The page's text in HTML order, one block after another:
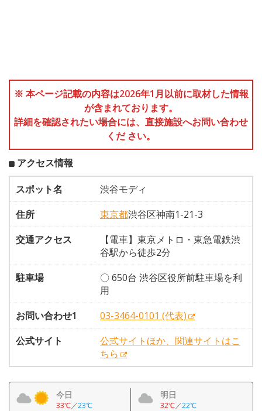
※ 本ページ記載の内容は2026年1月以前に取材した情報
が含まれております。
詳細を確認されたい場合には、直接施設へお問い合わせ
くだ さい。
アクセス情報
スポット名
渋谷モディ
住所
東京都渋谷区神南1-21-3
交通アクセス
【電車】東京メトロ・東急電鉄渋
谷駅から徒歩2分
駐車場
〇 650台 渋谷区役所前駐車場を利
用
お問い合わせ1
03-3464-0101 (代表)
公式サイト
公式サイトほか、関連サイトはこ
ちら
今日
33℃／23℃
明日
32℃／22℃